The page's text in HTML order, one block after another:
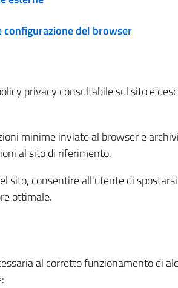
configurazione del browser
privacy consultabile sul sito e
minime inviate al browser e
al sito di riferimento.
sito, consentire all'utente di
ottimale.
al corretto funzionamento di